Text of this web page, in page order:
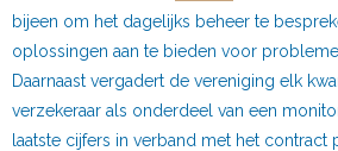
bijeen om het dagelijks beheer te
oplossingen aan te bieden voor
Daarnaast vergadert de vereniging elk
verzekeraar als onderdeel van een
laatste cijfers in verband met het contract